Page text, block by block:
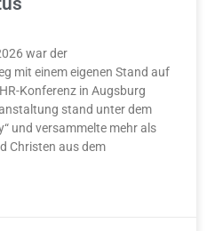
war der
mit einem eigenen Stand auf
Konferenz in Augsburg
stand unter dem
und versammelte mehr als
Christen aus dem